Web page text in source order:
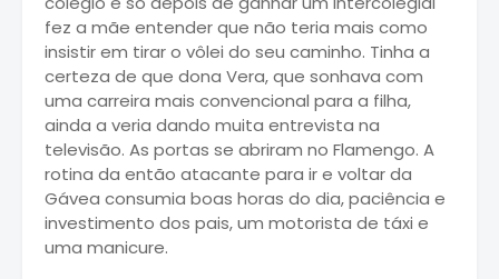
fez a mãe entender que não teria mais como
insistir em tirar o vôlei do seu caminho. Tinha a
certeza de que dona Vera, que sonhava com
uma carreira mais convencional para a filha,
ainda a veria dando muita entrevista na
televisão. As portas se abriram no Flamengo. A
rotina da então atacante para ir e voltar da
Gávea consumia boas horas do dia, paciência e
investimento dos pais, um motorista de táxi e
uma manicure.